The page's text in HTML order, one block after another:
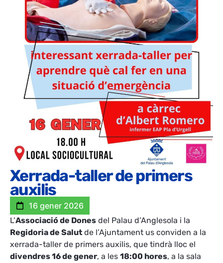
Xerrada-taller de primers
auxilis
16 gener 2026
L’Associació de Dones del Palau d’Anglesola i la
Regidoria de Salut de l’Ajuntament us conviden a la
xerrada-taller de primers auxilis, que tindrà lloc el
divendres 16 de gener, a les 18:00 hores, a la sala